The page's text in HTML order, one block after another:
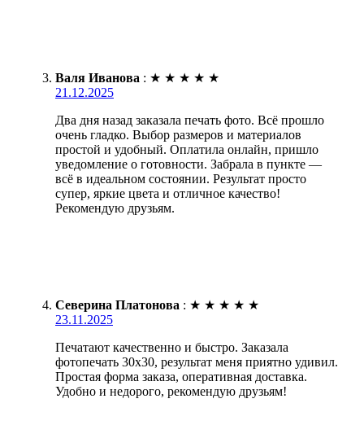
Валя Иванова : ★ ★ ★ ★ ★
21.12.2025
Два дня назад заказала печать фото. Всё прошло
очень гладко. Выбор размеров и материалов
простой и удобный. Оплатила онлайн, пришло
уведомление о готовности. Забрала в пункте —
всё в идеальном состоянии. Результат просто
супер, яркие цвета и отличное качество!
Рекомендую друзьям.
Северина Платонова : ★ ★ ★ ★ ★
23.11.2025
Печатают качественно и быстро. Заказала
фотопечать 30х30, результат меня приятно удивил.
Простая форма заказа, оперативная доставка.
Удобно и недорого, рекомендую друзьям!